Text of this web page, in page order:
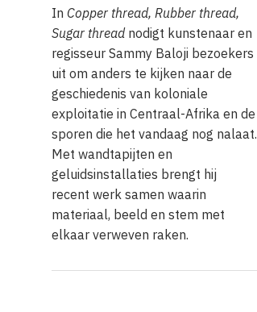
In Copper thread, Rubber thread,
Sugar threadnodigt kunstenaar en
regisseur Sammy Baloji bezoekers
uit om anders te kijken naar de
geschiedenis van koloniale
exploitatie in Centraal-Afrika en de
sporen die het vandaag nog nalaat.
Met wandtapijten en
geluidsinstallaties brengt hij
recent werk samen waarin
materiaal, beeld en stem met
elkaar verweven raken.